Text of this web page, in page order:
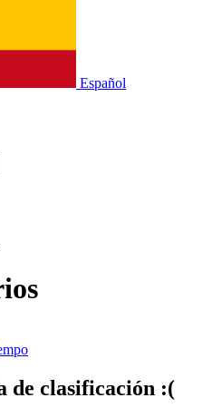
Español
de clasificación :(